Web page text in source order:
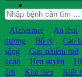
Alzheimer An thai
dương
Bổ tỳ Cao
sống
Gan nhiễm mỡ
quản
Hen suyễn
đới
Khó tiêu Kiết